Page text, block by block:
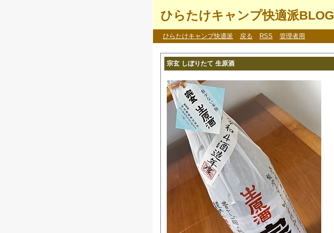
ひらたけキャンプ快適派BLOG
ひらたけキャンプ快適派 戻る RSS 管理者用
宗玄 しぼりたて 生原酒